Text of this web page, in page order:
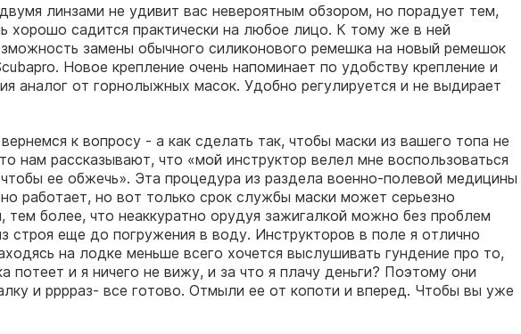
линзами не удивит вас невероятным обзором, но порадует тем,
хорошо садится практически на любое лицо. К тому же в ней
замены обычного силиконового ремешка на новый ремешок
Новое крепление очень напоминает по удобству крепление и
аналог от горнолыжных масок. Удобно регулируется и не выдирает
к вопросу - а как сделать так, чтобы маски из вашего топа не
нам рассказывают, что «мой инструктор велел мне воспользоваться
ее обжечь». Эта процедура из раздела военно-полевой медицины
работает, но вот только срок службы маски может серьезно
тем более, что неаккуратно орудуя зажигалкой можно без проблем
строя еще до погружения в воду. Инструкторов в поле я отлично
на лодке меньше всего хочется выслушивать гундение про то,
потеет и я ничего не вижу, и за что я плачу деньги? Поэтому они
и рррраз- все готово. Отмыли ее от копоти и вперед. Чтобы вы уже